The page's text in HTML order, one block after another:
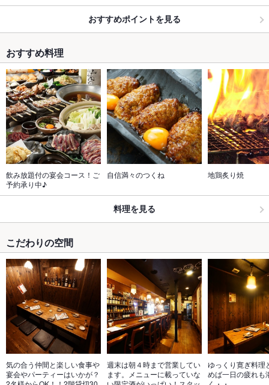
おすすめポイントを見る
おすすめ料理
飲み放題付の宴会コース！ご
予約承り中♪
自信満々のつくね 地鶏炙り焼
料理を見る
こだわりの空間
気の合う仲間と楽しい食事や
宴会やパーティーはいかが？
週末は朝４時まで営業してい
ます。メニューに載っていな
ゆっくり寛ぎ料理
めば一日の疲れも